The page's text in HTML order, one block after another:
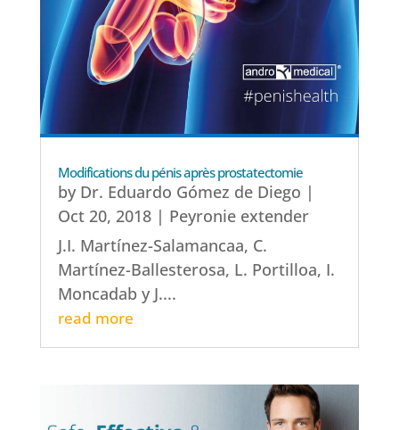
Modifications du pénis après prostatectomie
by Dr. Eduardo Gómez de Diego |
Oct 20, 2018| Peyronie extender
J.I. Martínez-Salamancaa, C.
Martínez-Ballesterosa, L. Portilloa, I.
Moncadab y J....
read more